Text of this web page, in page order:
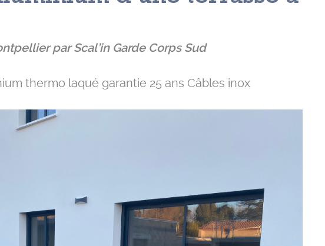
par Scal’in Garde Corps Sud
thermo laqué garantie 25 ans Câbles inox